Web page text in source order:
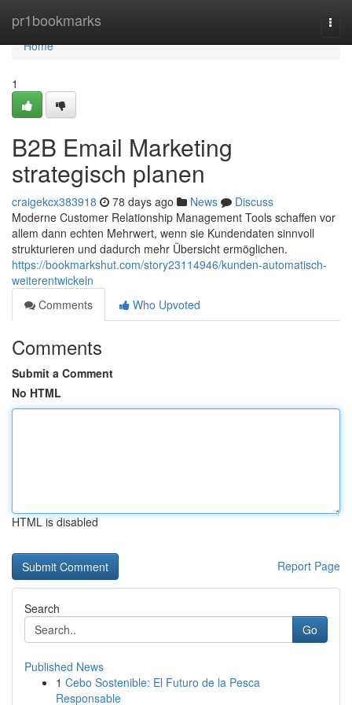
pr1bookmarks
Home
Home
1
B2B Email Marketing
strategisch planen
craigekcx383918 78 days ago News
Discuss
Moderne Customer Relationship Management Tools schaffen vor
allem dann echten Mehrwert, wenn sie Kundendaten sinnvoll
strukturieren und dadurch mehr Übersicht ermöglichen.
https://bookmarkshut.com/story23114946/kunden-automatisch-
weiterentwickeln
Comments
Who Upvoted
Comments
Submit a Comment
No HTML
HTML is disabled
Report Page
Search
Go
Published News
1 Cebo Sostenible: El Futuro de la Pesca
Responsable